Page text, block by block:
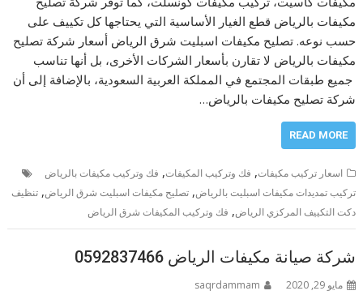
مكيفات بالرياض قطع الغيار الأساسية التي يحتاجها كل تكييف على
حسب نوعه. تصليح مكيفات اسبليت شرق الرياض أسعار شركة تصليح
مكيفات بالرياض لا تقارن بأسعار الشركات الأخرى، بل أنها تناسب
جميع طبقات المجتمع في المملكة العربية السعودية، بالإضافة إلى أن
شركة تصليح مكيفات بالرياض…
READ MORE
اسعار تركيب مكيفات, فك وتركيب المكيفات, فك وتركيب مكيفات بالرياض
تركيب تمديدات مكيفات اسبليت بالرياض,تصليح مكيفات اسبليت شرق الرياض,تنظيف
دكت التكييف المركزي الرياض, فك وتركيب المكيفات شرق الرياض
شركة صيانة مكيفات الرياض 0592837466
مايو 29, 2020 saqrdammam